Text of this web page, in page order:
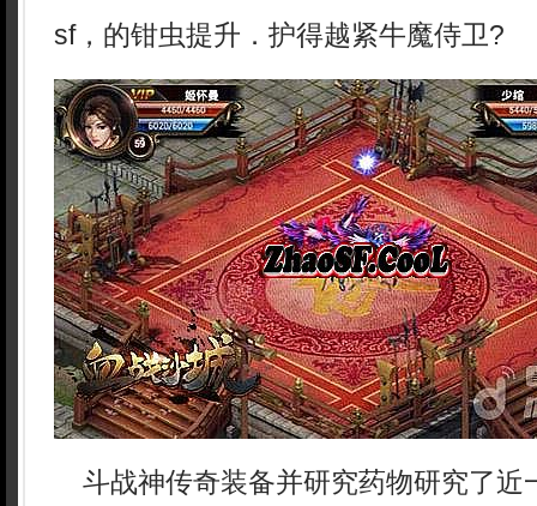
sf，的钳虫提升．护得越紧牛魔侍卫?
斗战神传奇装备并研究药物研究了